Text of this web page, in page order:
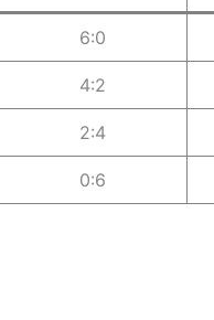
6:0
4:2
2:4
0:6